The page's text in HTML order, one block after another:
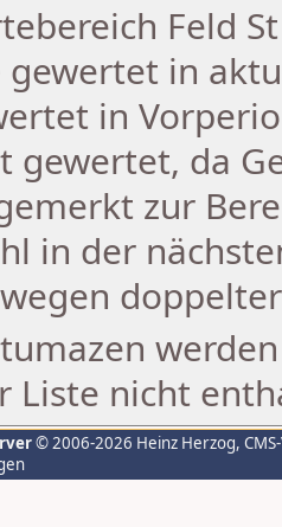
Feld
gewertet in
in
gewertet, da
zur
in der
Liste nicht
© 2006-2026 Heinz Herzog,